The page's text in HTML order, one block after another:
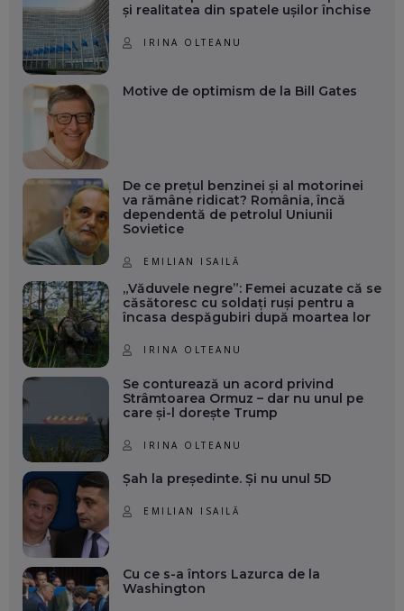
și realitatea din spatele ușilor închise
IRINA OLTEANU
Motive de optimism de la Bill Gates
De ce prețul benzinei și al motorinei
va rămâne ridicat? România, încă
dependentă de petrolul Uniunii
Sovietice
EMILIAN ISAILĂ
„Văduvele negre”: Femei acuzate că se
căsătoresc cu soldați ruși pentru a
încasa despăgubiri după moartea lor
IRINA OLTEANU
Se conturează un acord privind
Strâmtoarea Ormuz – dar nu unul pe
care și-l dorește Trump
IRINA OLTEANU
Șah la președinte. Și nu unul 5D
EMILIAN ISAILĂ
Cu ce s-a întors Lazurca de la
Washington